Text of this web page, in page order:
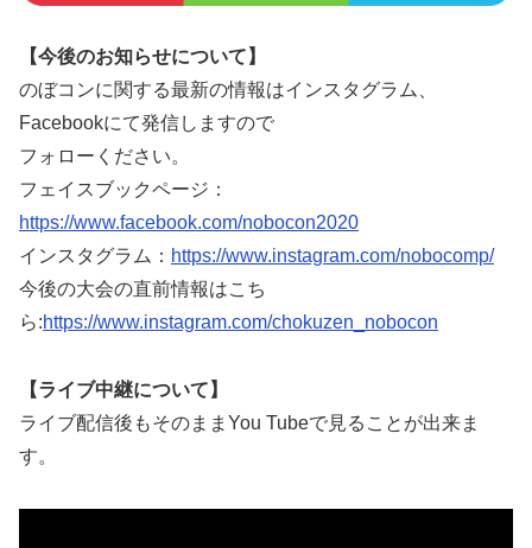
【今後のお知らせについて】
のぼコンに関する最新の情報はインスタグラム、
Facebookにて発信しますので
フォローください。
フェイスブックページ：
https://www.facebook.com/nobocon2020
インスタグラム： https://www.instagram.com/nobocomp/
今後の大会の直前情報はこち
ら:https://www.instagram.com/chokuzen_nobocon
【ライブ中継について】
ライブ配信後もそのままYou Tubeで見ることが出来ま
す。